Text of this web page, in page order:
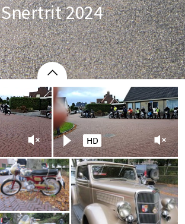
Snertrit 2024